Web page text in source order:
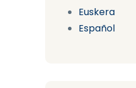
Euskera
Español